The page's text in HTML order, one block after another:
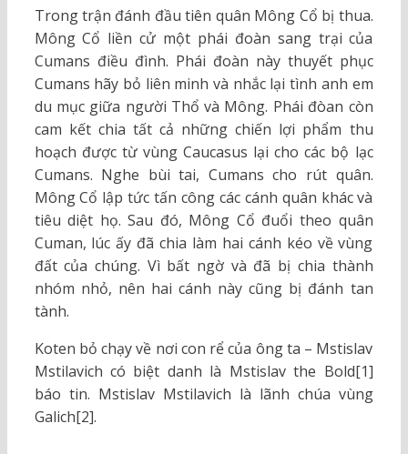
Trong trận đánh đầu tiên quân Mông Cổ bị thua.
Mông Cổ liền cử một phái đoàn sang trại của
Cumans điều đình. Phái đoàn này thuyết phục
Cumans hãy bỏ liên minh và nhắc lại tình anh em
du mục giữa người Thổ và Mông. Phái đòan còn
cam kết chia tất cả những chiến lợi phẩm thu
hoạch được từ vùng Caucasus lại cho các bộ lạc
Cumans. Nghe bùi tai, Cumans cho rút quân.
Mông Cổ lập tức tấn công các cánh quân khác và
tiêu diệt họ. Sau đó, Mông Cổ đuổi theo quân
Cuman, lúc ấy đã chia làm hai cánh kéo về vùng
đất của chúng. Vì bất ngờ và đã bị chia thành
nhóm nhỏ, nên hai cánh này cũng bị đánh tan
tành.
Koten bỏ chạy về nơi con rể của ông ta – Mstislav
Mstilavich có biệt danh là Mstislav the Bold[1]
báo tin. Mstislav Mstilavich là lãnh chúa vùng
Galich[2].